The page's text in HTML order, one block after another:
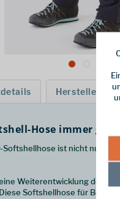
Hersteller
Hose immer gut
ist nicht nur
Weiterentwicklung der
Softshellhose für